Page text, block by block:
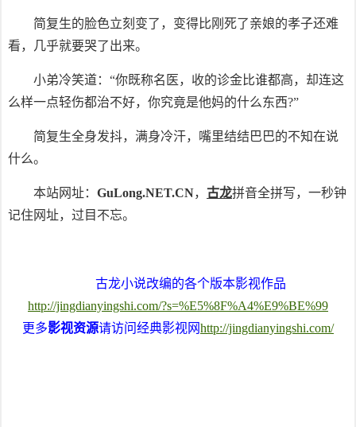
简复生的脸色立刻变了，变得比刚死了亲娘的孝子还难
看，几乎就要哭了出来。
小弟冷笑道：“你既称名医，收的诊金比谁都高，却连这
么样一点轻伤都治不好，你究竟是他妈的什么东西?”
简复生全身发抖，满身冷汗，嘴里结结巴巴的不知在说
什么。
本站网址： GuLong.NET.CN， 古龙拼音全拼写，一秒钟
记住网址，过目不忘。
古龙小说改编的各个版本影视作品
http://jingdianyingshi.com/?s=%E5%8F%A4%E9%BE%99
更多影视资源请访问经典影视网http://jingdianyingshi.com/